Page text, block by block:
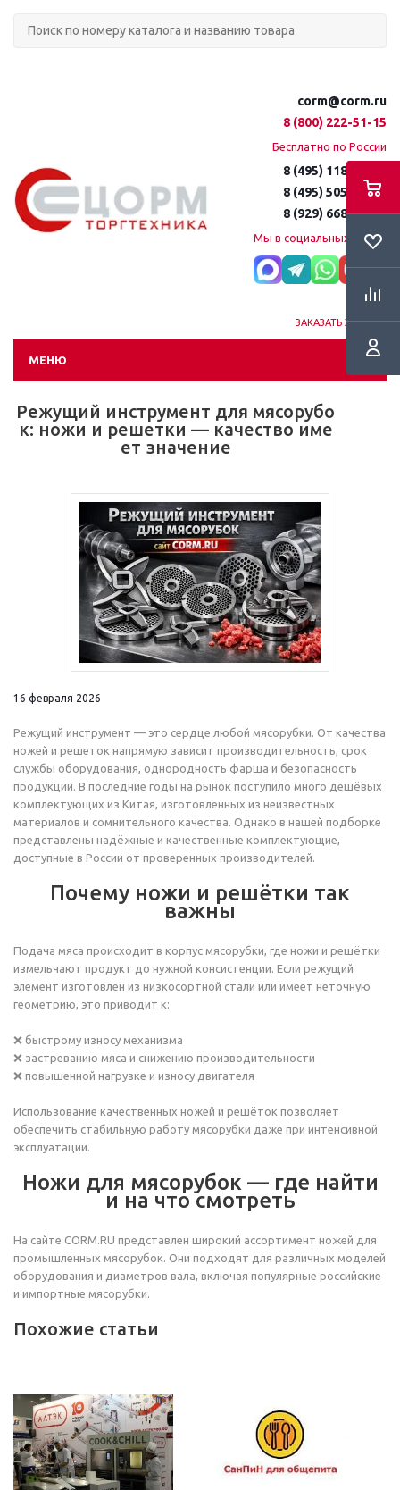
corm@corm.ru
8 (800) 222-51-15
Бесплатно по России
8 (495) 118-61-16
8 (495) 505-51-15
8 (929) 668-95-35
Мы в социальных сетях:
ЗАКАЗАТЬ ЗВОНОК
МЕНЮ
Режущий инструмент для мясорубо
к: ножи и решетки — качество име
ет значение
16 февраля 2026
Режущий инструмент — это сердце любой мясорубки. От качества
ножей и решеток напрямую зависит производительность, срок
службы оборудования, однородность фарша и безопасность
продукции. В последние годы на рынок поступило много дешёвых
комплектующих из Китая, изготовленных из неизвестных
материалов и сомнительного качества. Однако в нашей подборке
представлены надёжные и качественные комплектующие,
доступные в России от проверенных производителей.
Почему ножи и решётки так
важны
Подача мяса происходит в корпус мясорубки, где ножи и решётки
измельчают продукт до нужной консистенции. Если режущий
элемент изготовлен из низкосортной стали или имеет неточную
геометрию, это приводит к:
❌ быстрому износу механизма
❌ застреванию мяса и снижению производительности
❌ повышенной нагрузке и износу двигателя
Использование качественных ножей и решёток позволяет
обеспечить стабильную работу мясорубки даже при интенсивной
эксплуатации.
Ножи для мясорубок — где найти
и на что смотреть
На сайте CORM.RU представлен широкий ассортимент ножей для
промышленных мясорубок. Они подходят для различных моделей
оборудования и диаметров вала, включая популярные российские
и импортные мясорубки.
Похожие статьи